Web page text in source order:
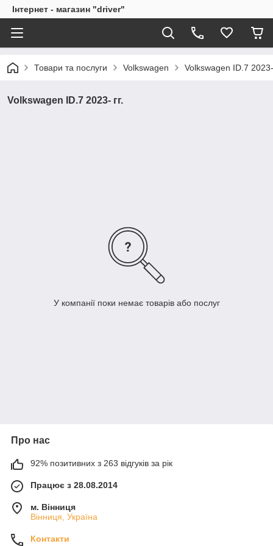
Інтернет - магазин "driver"
Товари та послуги Volkswagen Volkswagen ID.7 2023-
Volkswagen ID.7 2023- гг.
У компанії поки немає товарів або послуг
Про нас
92% позитивних з 263 відгуків за рік
Працює з 28.08.2014
м. Вінниця
Вінниця, Україна
Контакти